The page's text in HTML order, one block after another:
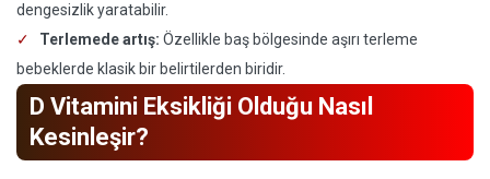
dengesizlik yaratabilir.
Terlemede artış: Özellikle baş bölgesinde aşırı terleme
bebeklerde klasik bir belirtilerden biridir.
D Vitamini Eksikliği Olduğu Nasıl
Kesinleşir?